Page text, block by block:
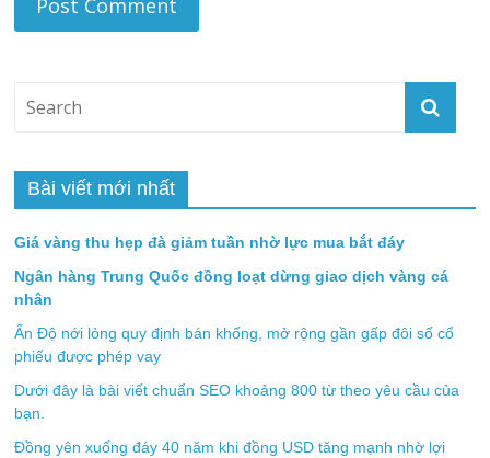
Bài viết mới nhất
Giá vàng thu hẹp đà giảm tuần nhờ lực mua bắt đáy
Ngân hàng Trung Quốc đồng loạt dừng giao dịch vàng cá
nhân
Ấn Độ nới lỏng quy định bán khống, mở rộng gần gấp đôi số cổ
phiếu được phép vay
Dưới đây là bài viết chuẩn SEO khoảng 800 từ theo yêu cầu của
bạn.
Đồng yên xuống đáy 40 năm khi đồng USD tăng mạnh nhờ lợi